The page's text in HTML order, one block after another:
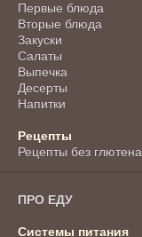
Первые блюда
Вторые блюда
Закуски
Салаты
Выпечка
Десерты
Напитки
Рецепты
Рецепты без глютена
ПРО ЕДУ
Системы питания